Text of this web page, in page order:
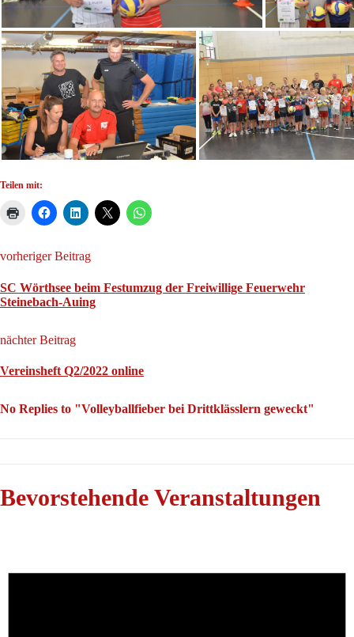
Teilen mit:
vorheriger Beitrag
SC Wörthsee beim Festumzug der Freiwillige Feuerwehr
Steinebach-Auing
nächter Beitrag
Vereinsheft Q2/2022 online
No Replies to "Volleyballfieber bei Drittklässlern geweckt"
Bevorstehende Veranstaltungen